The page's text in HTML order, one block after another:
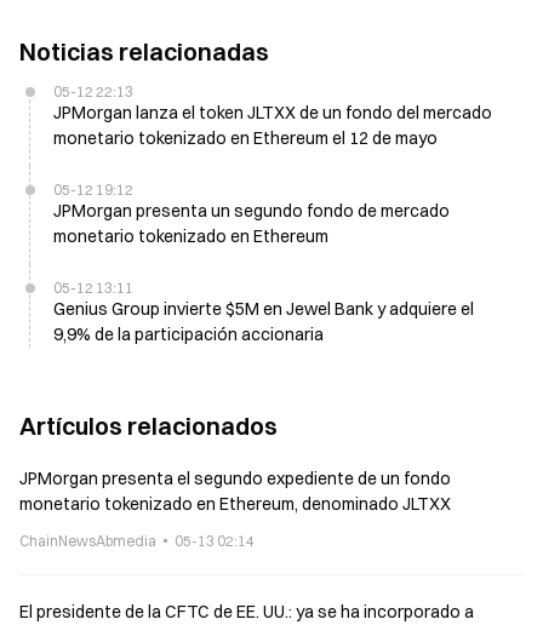
Noticias relacionadas
05-12 22:13
JPMorgan lanza el token JLTXX de un fondo del mercado
monetario tokenizado en Ethereum el 12 de mayo
05-12 19:12
JPMorgan presenta un segundo fondo de mercado
monetario tokenizado en Ethereum
05-12 13:11
Genius Group invierte $5M en Jewel Bank y adquiere el
9,9% de la participación accionaria
Artículos relacionados
JPMorgan presenta el segundo expediente de un fondo
monetario tokenizado en Ethereum, denominado JLTXX
ChainNewsAbmedia 05-13 02:14
El presidente de la CFTC de EE. UU.: ya se ha incorporado a